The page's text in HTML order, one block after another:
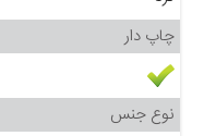
چاپ دار
نوع جنس